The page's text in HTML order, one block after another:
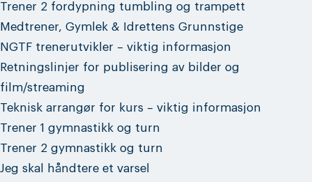
Trener 2 fordypning tumbling og trampett
Medtrener, Gymlek & Idrettens Grunnstige
NGTF trenerutvikler – viktig informasjon
Retningslinjer for publisering av bilder og
film/streaming
Teknisk arrangør for kurs – viktig informasjon
Trener 1 gymnastikk og turn
Trener 2 gymnastikk og turn
Jeg skal håndtere et varsel